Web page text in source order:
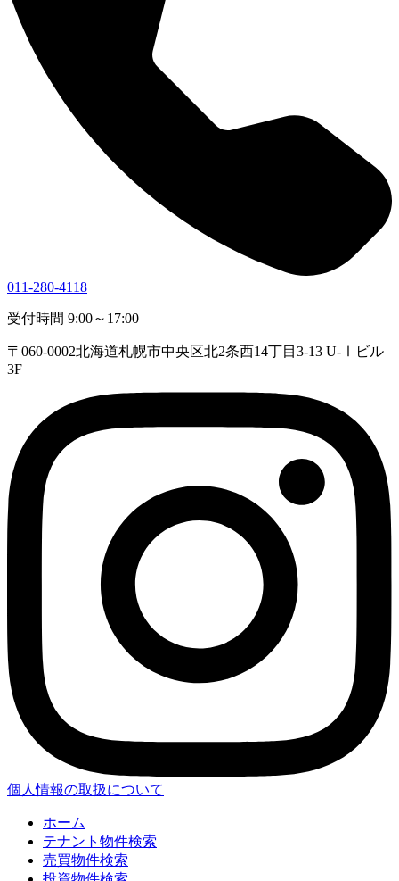
011-280-4118
受付時間 9:00～17:00
〒060-0002北海道札幌市中央区北2条西14丁目3-13 U-Ⅰビル
3F
個人情報の取扱について
ホーム
テナント物件検索
売買物件検索